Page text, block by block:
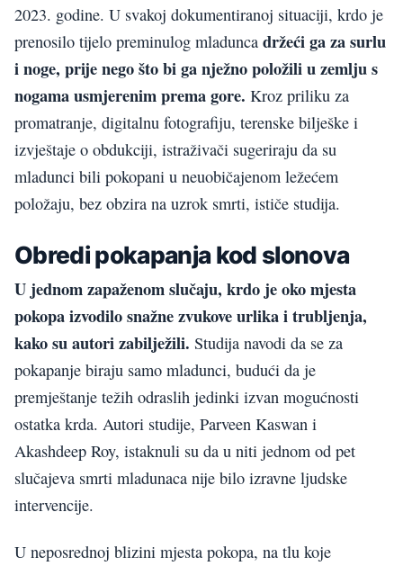
2023. godine. U svakoj dokumentiranoj situaciji, krdo je
prenosilo tijelo preminulog mladunca držeći ga za surlu
i noge, prije nego što bi ga nježno položili u zemlju s
nogama usmjerenim prema gore. Kroz priliku za
promatranje, digitalnu fotografiju, terenske bilješke i
izvještaje o obdukciji, istraživači sugeriraju da su
mladunci bili pokopani u neuobičajenom ležećem
položaju, bez obzira na uzrok smrti, ističe studija.
Obredi pokapanja kod slonova
U jednom zapaženom slučaju, krdo je oko mjesta
pokopa izvodilo snažne zvukove urlika i trubljenja,
kako su autori zabilježili. Studija navodi da se za
pokapanje biraju samo mladunci, budući da je
premještanje težih odraslih jedinki izvan mogućnosti
ostatka krda. Autori studije, Parveen Kaswan i
Akashdeep Roy, istaknuli su da u niti jednom od pet
slučajeva smrti mladunaca nije bilo izravne ljudske
intervencije.
U neposrednoj blizini mjesta pokopa, na tlu koje